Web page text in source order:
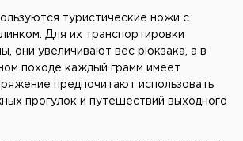
туристические ножи с
Для их транспортировки
они увеличивают вес рюкзака, а в
походе каждый грамм имеет
предпочитают использовать
прогулок и путешествий выходного